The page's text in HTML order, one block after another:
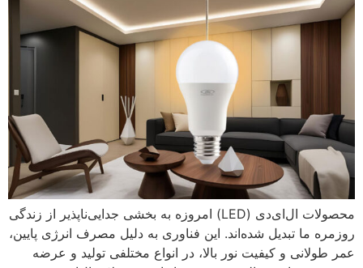
محصولات ال‌ای‌دی (LED) امروزه به بخشی جدایی‌ناپذیر از زندگی
روزمره ما تبدیل شده‌اند. این فناوری به دلیل مصرف انرژی پایین،
عمر طولانی و کیفیت نور بالا، در انواع مختلفی تولید و عرضه